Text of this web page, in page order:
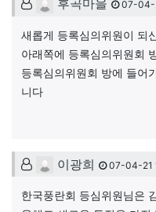
후곡마을07-04-
새롭게 등록심의위원이 되
아래쪽에 등록심의위원회
등록심의위원회 방에 들어
니다
이광희님
이광희 07-04-21
한국풍란회 등심위원님은